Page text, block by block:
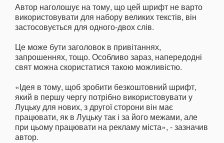
Автор наголошує на тому, що цей шрифт не варто
використовувати для набору великих текстів, він
застосовується для одного-двох слів.
Це може бути заголовок в привітаннях,
запрошеннях, тощо. Особливо зараз, напередодні
свят можна скористатися такою можливістю.
«Ідея в тому, щоб зробити безкоштовний шрифт,
який в першу чергу потрібно використовувати у
Луцьку для нових, з другої сторони він має
працювати, як в Луцьку так і за його межами, але
при цьому працювати на рекламу міста», - зазначив
автор.